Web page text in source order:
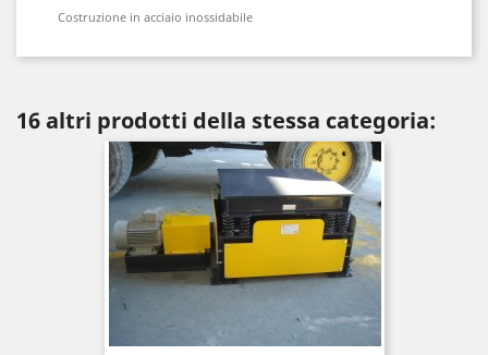
Costruzione in acciaio inossidabile
16 altri prodotti della stessa categoria: